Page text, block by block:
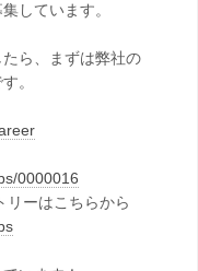
しています。
ら、まずは弊社の
。
0000016
ーはこちらから